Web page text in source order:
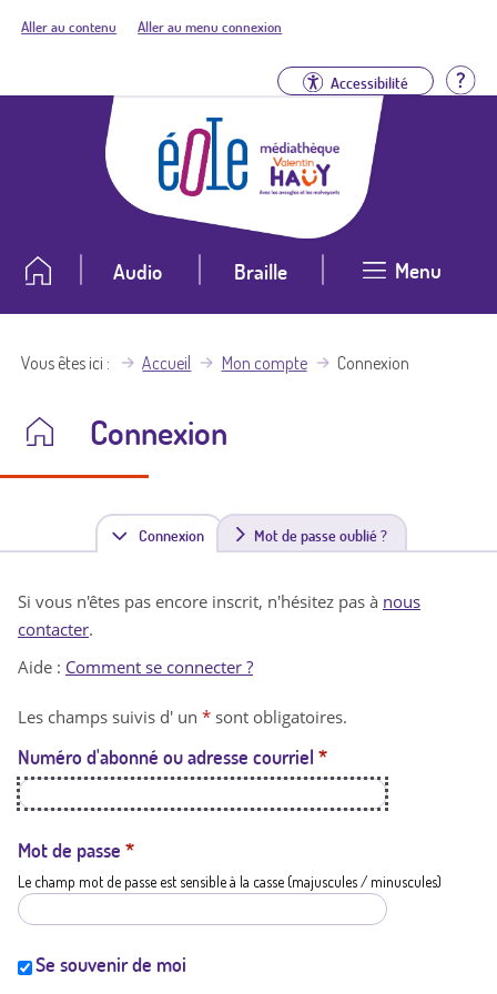
Aller au contenu Aller au menu connexion
Accessibilité
Audio Braille Menu
Vous êtes ici Accueil Mon compte Connexion
Connexion
Connexion(
n
t
a
t
i
Mot de passe oublié ?
Si vous n'êtes pas encore inscrit, n'hésitez pas à nous
contacter.
Aide : Comment se connecter ?
Les champs suivis d' un * sont obligatoires.
Numéro d'abonné ou adresse courriel *
Mot de passe *
Le champ mot de passe est sensible à la casse (majuscules / minuscules)
Se souvenir de moi